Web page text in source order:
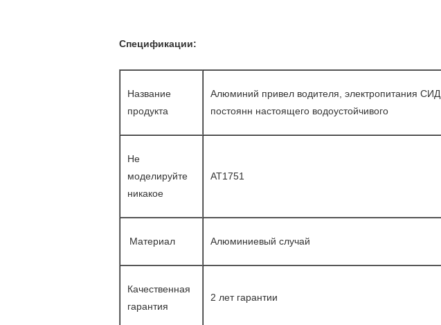
Спецификации:
Название
продукта
Алюминий привел водителя, электропитания СИД
постоянн настоящего водоустойчивого
Не
моделируйте
никакое
АТ1751
Материал Алюминиевый случай
Качественная
гарантия
2 лет гарантии